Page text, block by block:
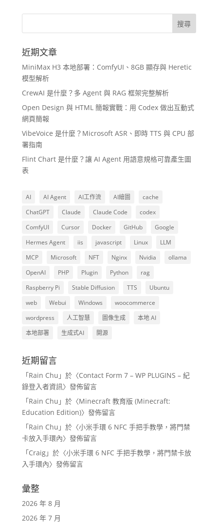
近期文章
MiniMax H3 本地部署：ComfyUI、8GB 顯存與 Heretic
模型解析
CrewAI 是什麼？多 Agent 與 RAG 框架完整解析
Open Design 與 HTML 簡報實戰：用 Codex 做出互動式
網頁簡報
VibeVoice 是什麼？Microsoft ASR、即時 TTS 與 CPU 部
署指南
Flint Chart 是什麼？讓 AI Agent 用語意規格可靠產生圖
表
AI AI Agent AI工作流 AI繪圖
cache
ChatGPT
Claude Claude Code
codex
ComfyUI
Cursor Docker GitHub
Google
Hermes Agent
iis javascript Linux
LLM
MCP
Microsoft NFT Nginx Nvidia
ollama
OpenAI
PHP Plugin Python
rag
Raspberry Pi
Stable Diffusion TTS
Ubuntu
web
Webui Windows
woocommerce
wordpress
人工智慧 圖像生成
本地 AI
本地部署
生成式AI 開源
近期留言
「Rain Chu 」於〈Contact Form 7 – WP PLUGINS – 紀
錄登入者資訊〉發佈留言
「Rain Chu 」於〈Minecraft 教育版 (Minecraft:
Education Edition)〉發佈留言
「Rain Chu 」於〈小米手環 6 NFC 手把手教學，將門禁
卡放入手環內〉發佈留言
「Craig」於〈小米手環 6 NFC 手把手教學，將門禁卡放
入手環內〉發佈留言
彙整
2026 年 8 月
2026 年 7 月